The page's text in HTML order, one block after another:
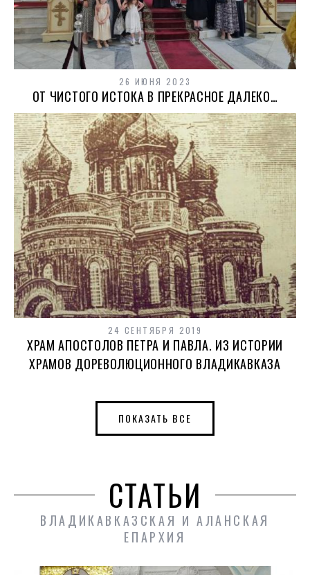
26 ИЮНЯ 2023
ОТ ЧИСТОГО ИСТОКА В ПРЕКРАСНОЕ ДАЛЕКО…
24 СЕНТЯБРЯ 2019
ХРАМ АПОСТОЛОВ ПЕТРА И ПАВЛА. ИЗ ИСТОРИИ
ХРАМОВ ДОРЕВОЛЮЦИОННОГО ВЛАДИКАВКАЗА
ПОКАЗАТЬ ВСЕ
СТАТЬИ
ВЛАДИКАВКАЗСКАЯ И АЛАНСКАЯ
ЕПАРХИЯ